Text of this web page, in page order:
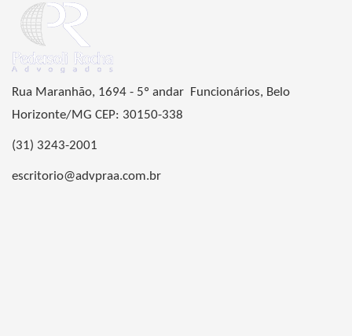
Rua Maranhão, 1694 - 5º andar Funcionários, Belo
Horizonte/MG CEP: 30150-338
(31) 3243-2001
escritorio@advpraa.com.br